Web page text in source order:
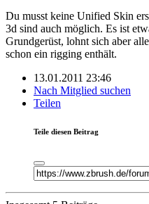
Du musst keine Unified Skin
3d sind auch möglich. Es ist
Grundgerüst, lohnt sich aber
schon ein rigging enthält.
13.01.2011 23:46
Nach Mitglied suchen
Teilen
Teile diesen Beitrag